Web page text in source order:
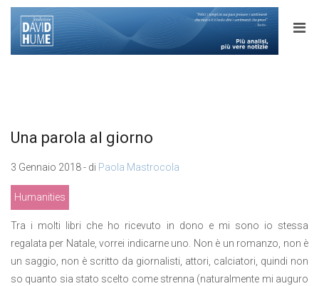
Una parola al giorno
3 Gennaio 2018 - di Paola Mastrocola
Humanities
Tra i molti libri che ho ricevuto in dono e mi sono io stessa
regalata per Natale, vorrei indicarne uno. Non è un romanzo, non è
un saggio, non è scritto da giornalisti, attori, calciatori, quindi non
so quanto sia stato scelto come strenna (naturalmente mi auguro